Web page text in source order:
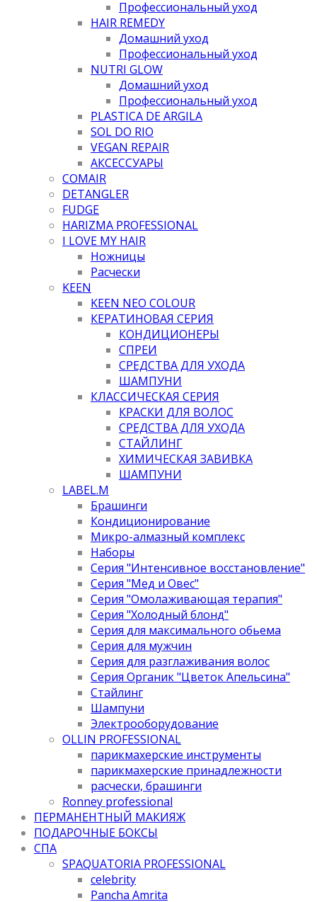
Профессиональный уход
HAIR REMEDY
Домашний уход
Профессиональный уход
NUTRI GLOW
Домашний уход
Профессиональный уход
PLASTICA DE ARGILA
SOL DO RIO
VEGAN REPAIR
АКСЕССУАРЫ
COMAIR
DETANGLER
FUDGE
HARIZMA PROFESSIONAL
I LOVE MY HAIR
Ножницы
Расчески
KEEN
KEEN NEO COLOUR
КЕРАТИНОВАЯ СЕРИЯ
КОНДИЦИОНЕРЫ
СПРЕИ
СРЕДСТВА ДЛЯ УХОДА
ШАМПУНИ
КЛАССИЧЕСКАЯ СЕРИЯ
КРАСКИ ДЛЯ ВОЛОС
СРЕДСТВА ДЛЯ УХОДА
СТАЙЛИНГ
ХИМИЧЕСКАЯ ЗАВИВКА
ШАМПУНИ
LABEL.M
Брашинги
Кондиционирование
Микро-алмазный комплекс
Наборы
Серия "Интенсивное восстановление"
Серия "Мед и Овес"
Серия "Омолаживающая терапия"
Серия "Холодный блонд"
Серия для максимального обьема
Серия для мужчин
Серия для разглаживания волос
Серия Органик "Цветок Апельсина"
Стайлинг
Шампуни
Электрооборудование
OLLIN PROFESSIONAL
парикмахерские инструменты
парикмахерские принадлежности
расчески, брашинги
Ronney professional
ПЕРМАНЕНТНЫЙ МАКИЯЖ
ПОДАРОЧНЫЕ БОКСЫ
СПА
SPAQUATORIA PROFESSIONAL
celebrity
Pancha Amrita